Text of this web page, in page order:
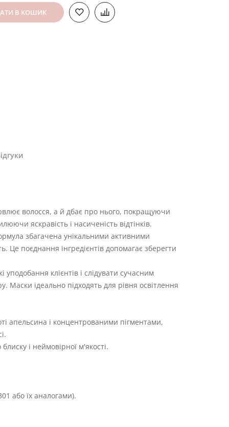
В КОШИК
волосся, а й дбає про нього, покращуючи
яскравість і насиченість відтінків.
збагачена унікальними активними
поєднання інгредієнтів допомагає зберегти
клієнтів і слідувати сучасним
Маски ідеально підходять для рівня освітлення
апельсина і концентрованими пігментами,
і неймовірної м'якості.
або їх аналогами).